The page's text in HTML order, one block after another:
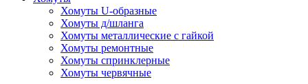
Хомуты U-образные
Хомуты д/шланга
Хомуты металлические с гайкой
Хомуты ремонтные
Хомуты спринклерные
Хомуты червячные